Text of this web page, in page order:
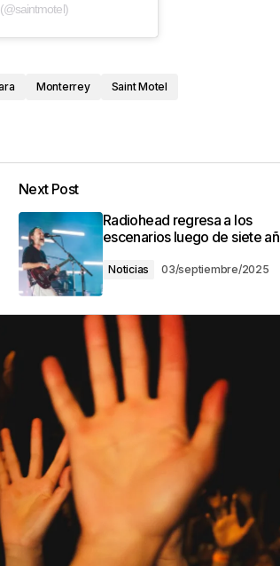
Monterrey
Saint Motel
Next Post
Radiohead regresa a los
escenarios luego de siete
Noticias 03/septiembre/2025